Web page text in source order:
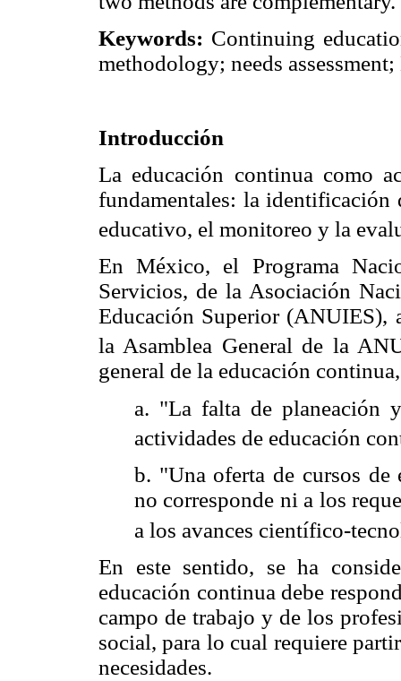
Keywords: Continuing
methodology; needs
Introducción
La educación continua como
fundamentales: la identificación
educativo, el monitoreo y la
En México, el Programa
Servicios, de la Asociación
Educación Superior (ANUIES),
la Asamblea General de la
general de la educación
a. "La falta de planeación
actividades de educación
b. "Una oferta de cursos de
no corresponde ni a los
a los avances científico-
En este sentido, se ha
educación continua debe
campo de trabajo y de los
social, para lo cual requiere
necesidades.